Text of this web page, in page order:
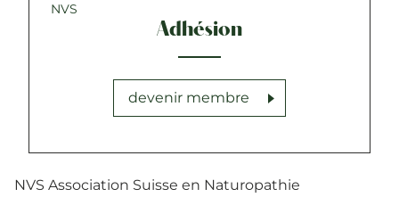
NVS
Adhésion
devenir membre
NVS Association Suisse en Naturopathie